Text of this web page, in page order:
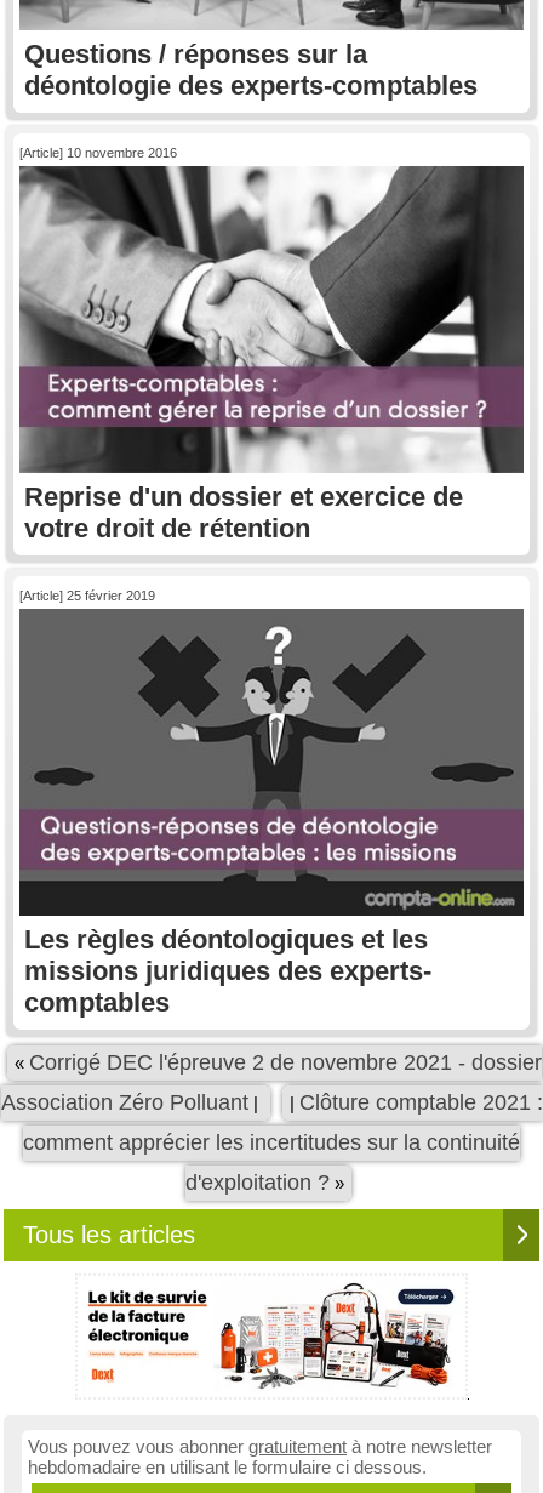
Questions / réponses sur la
déontologie des experts-comptables
[Article] 10 novembre 2016
Reprise d'un dossier et exercice de
votre droit de rétention
[Article] 25 février 2019
Les règles déontologiques et les
missions juridiques des experts-
comptables
« Corrigé DEC l'épreuve 2 de novembre 2021 - dossier
Association Zéro Polluant| | Clôture comptable 2021 :
comment apprécier les incertitudes sur la continuité
d'exploitation ? »
Tous les articles
Vous pouvez vous abonner gratuitement à notre newsletter
hebdomadaire en utilisant le formulaire ci dessous.